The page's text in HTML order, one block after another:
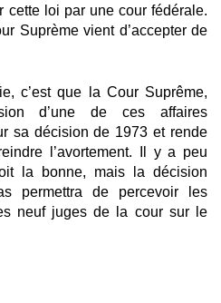
cette loi par une cour fédérale.
Suprème vient d’accepter de
c’est que la Cour Suprême,
d’une de ces affaires
sa décision de 1973 et rende
l’avortement. Il y a peu
la bonne, mais la décision
permettra de percevoir les
neuf juges de la cour sur le